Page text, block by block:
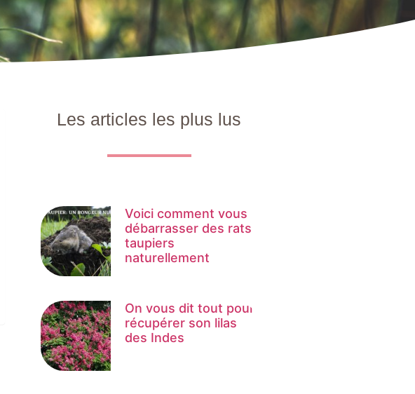
Les articles les plus lus
Voici comment vous
débarrasser des rats
taupiers
naturellement
On vous dit tout pour
récupérer son lilas
des Indes